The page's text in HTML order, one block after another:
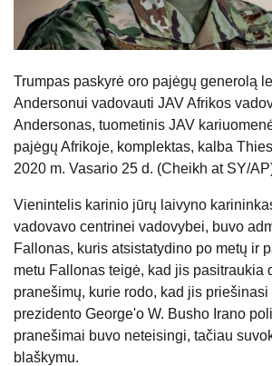
Trumpas paskyrė oro pajėgų generolą
Andersonui vadovauti JAV Afrikos
Andersonas, tuometinis JAV
pajėgų Afrikoje, komplektas, kalba
2020 m. Vasario 25 d. (Cheikh at SY/
Vienintelis karinio jūrų laivyno
vadovavo centrinei vadovybei, buvo
Fallonas, kuris atsistatydino po metų ir
metu Fallonas teigė, kad jis pasitraukia
pranešimų, kurie rodo, kad jis
prezidento George'o W. Busho Irano
pranešimai buvo neteisingi, tačiau
blaškymu.